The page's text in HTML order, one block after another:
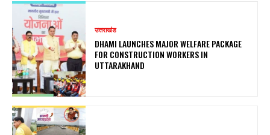
उत्तराखंड
DHAMI LAUNCHES MAJOR WELFARE PACKAGE
FOR CONSTRUCTION WORKERS IN
UTTARAKHAND